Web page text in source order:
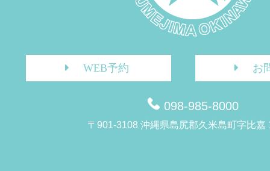
WEB予約 お
098-985-8000
〒901-3108 沖縄県島尻郡久米島町字比嘉